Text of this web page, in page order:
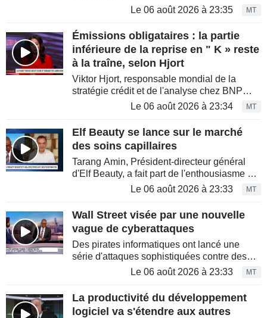
qui renforcent leurs investissements dans
développement alimentés par...
Le 06 août 2026 à 23:35 MT
Émissions obligataires : la partie
inférieure de la reprise en " K » reste
à la traîne, selon Hjort
Viktor Hjort, responsable mondial de la
stratégie crédit et de l'analyse chez BNP
Paribas, s'est joint à Scarlet Fu dans
analysé la manière dont...
Le 06 août 2026 à 23:34 MT
Elf Beauty se lance sur le marché
des soins capillaires
Tarang Amin, Président-directeur général
d'Elf Beauty, a fait part de l'enthousiasme de
l'entreprise concernant son expansion dans
lancé un nouveau...
Le 06 août 2026 à 23:33 MT
Wall Street visée par une nouvelle
vague de cyberattaques
Des pirates informatiques ont lancé une
série d'attaques sophistiquées contre des
institutions de Wall Street ces derniers jours,
fonds spéculatifs ...
Le 06 août 2026 à 23:33 MT
La productivité du développement
logiciel va s'étendre aux autres